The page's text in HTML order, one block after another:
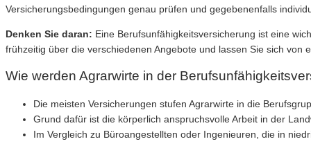
Versicherungsbedingungen genau prüfen und gegebenenfalls
Denken Sie daran: Eine Berufsunfähigkeitsversicherung ist eine
frühzeitig über die verschiedenen Angebote und lassen Sie sich
Wie werden Agrarwirte in der
Die meisten Versicherungen stufen Agrarwirte in die
Grund dafür ist die körperlich anspruchsvolle Arbeit in der
Im Vergleich zu Büroangestellten oder Ingenieuren, die in